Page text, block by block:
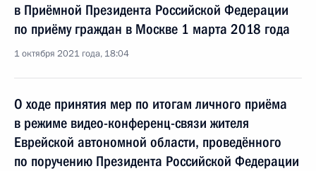
в Приёмной Президента Российской Федерации
по приёму граждан в Москве 1 марта 2018 года
1 октября 2021 года, 18:04
О ходе принятия мер по итогам личного приёма
в режиме видео-конференц-связи жителя
Еврейской автономной области, проведённого
по поручению Президента Российской Федерации